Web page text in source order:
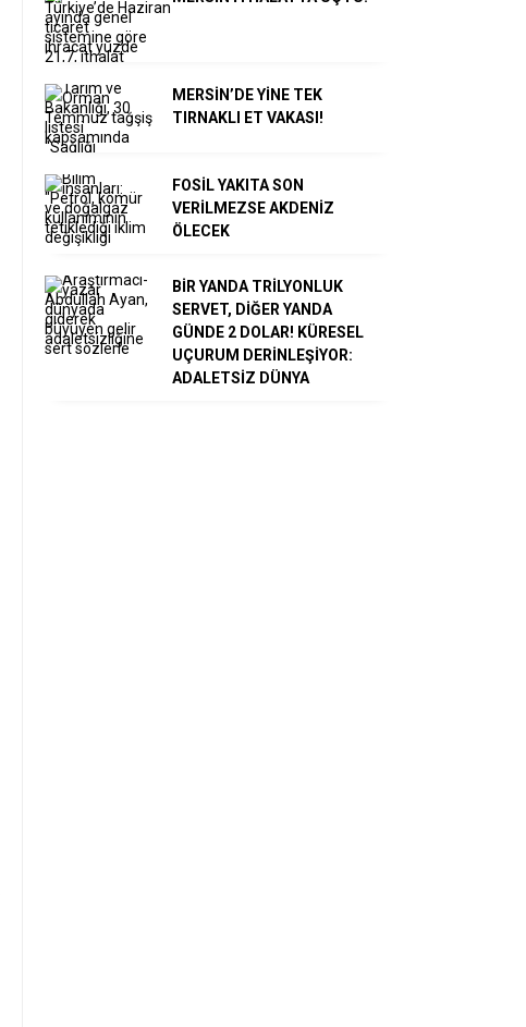
MERSİN’DE YİNE TEK
TIRNAKLI ET VAKASI!
FOSİL YAKITA SON
VERİLMEZSE AKDENİZ
ÖLECEK
BİR YANDA TRİLYONLUK
SERVET, DİĞER YANDA
GÜNDE 2 DOLAR! KÜRESEL
UÇURUM DERİNLEŞİYOR:
ADALETSİZ DÜNYA